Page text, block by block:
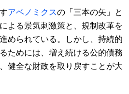
公式SNS
アベノミクスの「三本の矢」と
よる景気刺激策と、規制改革を
められている。しかし、持続的
ためには、増え続ける公的債務
健全な財政を取り戻すことが大